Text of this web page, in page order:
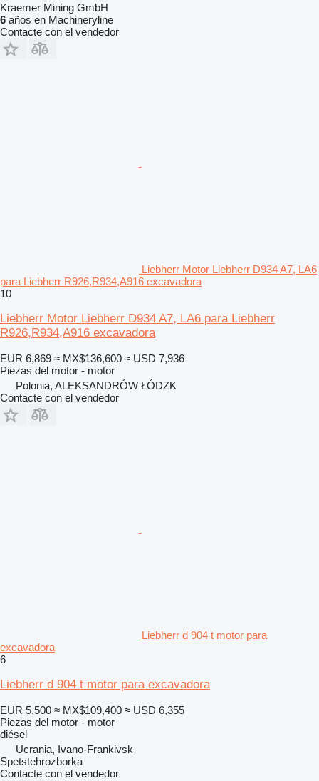
Kraemer Mining GmbH
6 años en Machineryline
Contacte con el vendedor
Liebherr Motor Liebherr D934 A7, LA6
para Liebherr R926,R934,A916 excavadora
10
Liebherr Motor Liebherr D934 A7, LA6 para Liebherr
R926,R934,A916 excavadora
EUR 6,869 ≈ MX$136,600 ≈ USD 7,936
Piezas del motor - motor
Polonia, ALEKSANDRÓW ŁÓDZK
Contacte con el vendedor
Liebherr d 904 t motor para
excavadora
6
Liebherr d 904 t motor para excavadora
EUR 5,500 ≈ MX$109,400 ≈ USD 6,355
Piezas del motor - motor
diésel
Ucrania, Ivano-Frankivsk
Spetstehrozborka
Contacte con el vendedor